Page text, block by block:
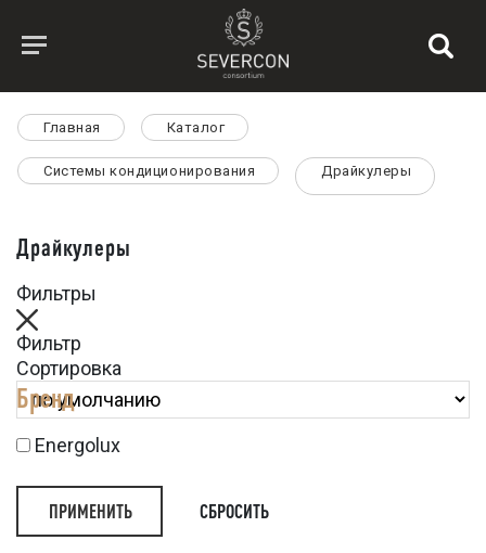
Главная Каталог
Системы кондиционирования Драйкулеры
Драйкулеры
Фильтры
Фильтр
Сортировка
Бренд
Energolux
СБРОСИТЬ